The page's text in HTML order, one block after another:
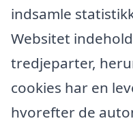
indsamle
Websitet
tredjeparter,
cookies har en
hvorefter de